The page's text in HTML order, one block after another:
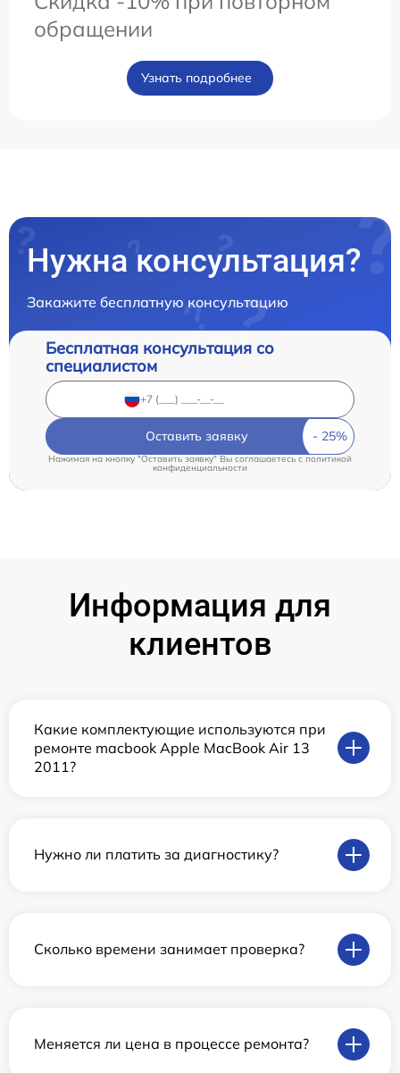
обращении
Узнать подробнее
Нужна консультация?
Закажите бесплатную консультацию
Бесплатная консультация со
специалистом
Оставить заявку
Нажимая на кнопку "Оставить заявку" Вы соглашаетесь cполитикой
конфиденциальности
Информация для
клиентов
Какие комплектующие используются при
ремонте macbook Apple MacBook Air 13
2011?
Нужно ли платить за диагностику?
Сколько времени занимает проверка?
Меняется ли цена в процессе ремонта?